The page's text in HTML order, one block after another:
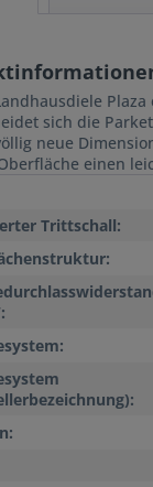
sich die
neue
einen
Trittschall: